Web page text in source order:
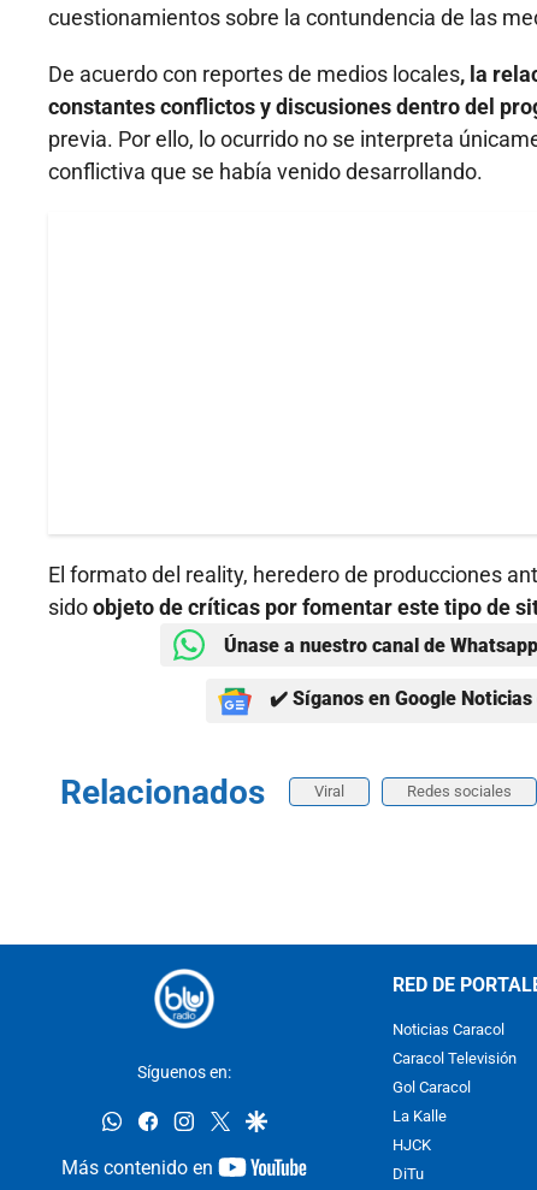
cuestionamientos sobre la contundencia de las
De acuerdo con reportes de medios locales, la
constantes conflictos y discusiones dentro del
previa. Por ello, lo ocurrido no se interpreta
conflictiva que se había venido desarrollando.
El formato del reality, heredero de producciones
sidoobjeto de críticas por fomentar este tipo de
Únase a nuestro canal de
✔️ Síganos en Google
Relacionados Viral Redes sociales
Síguenos en:
whatsappfacebookinstagram
twittergoogle
Más contenido en
youtube-
RED DE
Noticias Caracol
Caracol Televisión
Gol Caracol
La Kalle
HJCK
DiTu